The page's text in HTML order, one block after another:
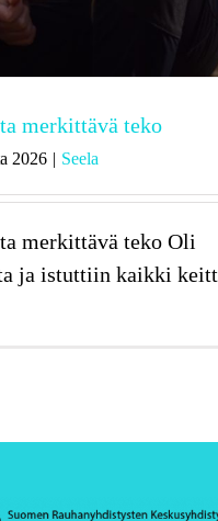
merkittävä teko
2026 | Seela
merkittävä teko Oli
ja istuttiin kaikki